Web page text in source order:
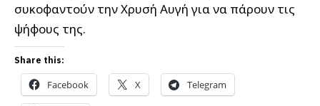
συκοφαντούν την Χρυσή Αυγή για να πάρουν τις
ψήφους της.
Share this:
Facebook X Telegram